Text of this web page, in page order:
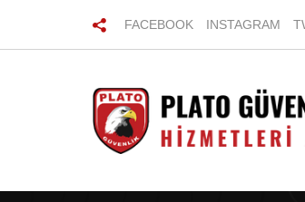
FACEBOOK INSTAGRAM